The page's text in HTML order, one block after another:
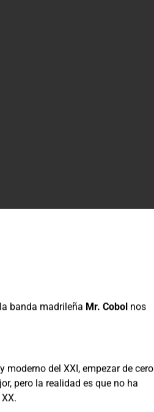
banda madrileña Mr. Cobol nos
moderno del XXI, empezar de cero
pero la realidad es que no ha